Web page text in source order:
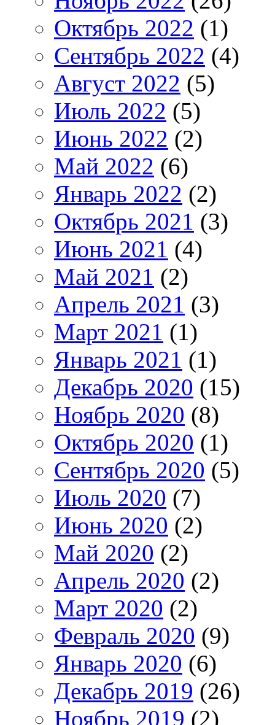
Октябрь 2022 (1)
Сентябрь 2022 (4)
Август 2022 (5)
Июль 2022 (5)
Июнь 2022 (2)
Май 2022 (6)
Январь 2022 (2)
Октябрь 2021 (3)
Июнь 2021 (4)
Май 2021 (2)
Апрель 2021 (3)
Март 2021 (1)
Январь 2021 (1)
Декабрь 2020 (15)
Ноябрь 2020 (8)
Октябрь 2020 (1)
Сентябрь 2020 (5)
Июль 2020 (7)
Июнь 2020 (2)
Май 2020 (2)
Апрель 2020 (2)
Март 2020 (2)
Февраль 2020 (9)
Январь 2020 (6)
Декабрь 2019 (26)
Ноябрь 2019 (2)